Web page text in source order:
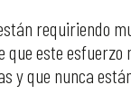
requiriendo
este
y que nunca